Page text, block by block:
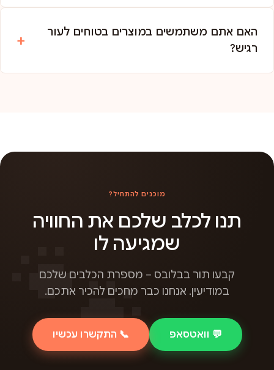
האם אתם משתמשים במוצרים בטוחים לעור
רגיש?
מוכנים להתחיל?
תנו לכלב שלכם את החוויה
שמגיעה לו
קבעו תור בבלובס – מספרת הכלבים שלכם
במודיעין. אנחנו כבר מחכים להכיר אתכם.
💬 וואטסאפ 📞 התקשרו עכשיו